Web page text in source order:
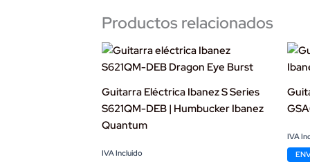
Productos relacionados
Guitarra Eléctrica Ibanez S Series
S621QM-DEB | Humbucker Ibanez
Quantum
Original
Current
IVA Incluido
price
was:
price
is:
IVA